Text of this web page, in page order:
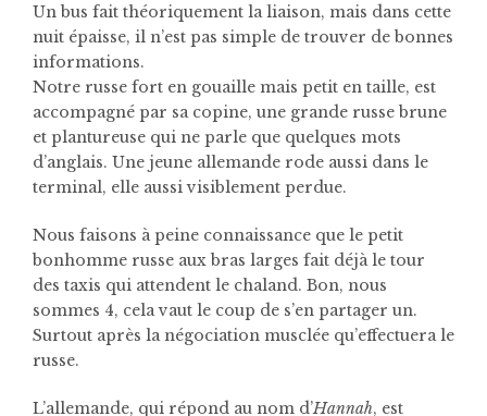
Un bus fait théoriquement la liaison, mais dans cette
nuit épaisse, il n’est pas simple de trouver de bonnes
informations.
Notre russe fort en gouaille mais petit en taille, est
accompagné par sa copine, une grande russe brune
et plantureuse qui ne parle que quelques mots
d’anglais. Une jeune allemande rode aussi dans le
terminal, elle aussi visiblement perdue.
Nous faisons à peine connaissance que le petit
bonhomme russe aux bras larges fait déjà le tour
des taxis qui attendent le chaland. Bon, nous
sommes 4, cela vaut le coup de s’en partager un.
Surtout après la négociation musclée qu’effectuera le
russe.
L’allemande, qui répond au nom d’Hannah, est